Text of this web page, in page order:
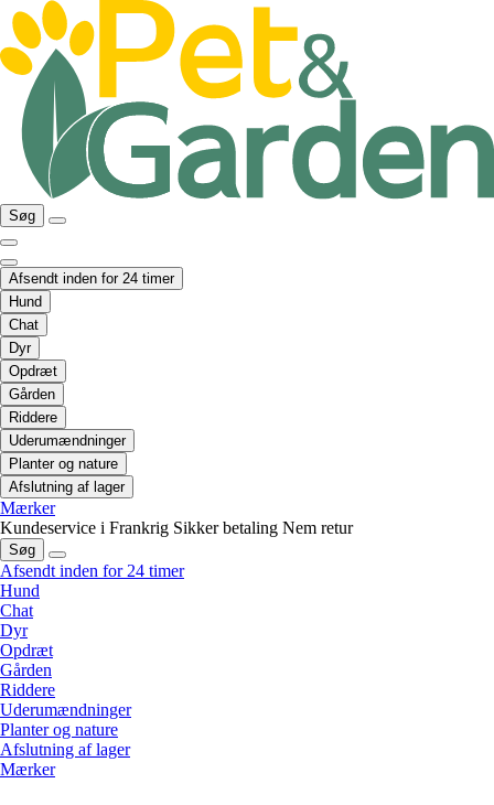
Søg
Afsendt inden for 24 timer
Hund
Chat
Dyr
Opdræt
Gården
Riddere
Uderumændninger
Planter og nature
Afslutning af lager
Mærker
Kundeservice i Frankrig Sikker betaling Nem retur
Søg
Afsendt inden for 24 timer
Hund
Chat
Dyr
Opdræt
Gården
Riddere
Uderumændninger
Planter og nature
Afslutning af lager
Mærker